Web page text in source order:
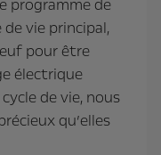
programme de
vie principal,
pour être
électrique
de vie, nous
qu’elles